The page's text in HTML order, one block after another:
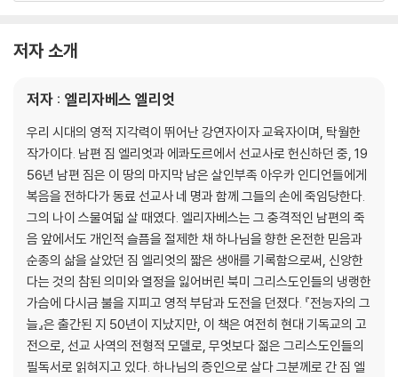
어두움뿐이요
양의 갈 곳은 제단
자극하시는 하나님
르네상스
3부 포틀랜드, 오클라호마, 인디애나
일리노이, 포틀랜드(1949-1952년)
자유시간의 시험
사역의 시험
이 목소리들에 떠밀려
신약성경 교회상을 실험하다
모든 길을 막으심
선을 이루는 정확한 타이밍
손에 쟁기를 잡고
저자 소개
저자 : 엘리자베스 엘리엇
우리 시대의 영적 지각력이 뛰어난 강연자이자 교육자이며, 탁월한
작가이다. 남편 짐 엘리엇과 에콰도르에서 선교사로 헌신하던 중, 19
56년 남편 짐은 이 땅의 마지막 남은 살인부족 아우카 인디언들에게
복음을 전하다가 동료 선교사 네 명과 함께 그들의 손에 죽임당한다.
그의 나이 스물여덟 살 때였다. 엘리자베스는 그 충격적인 남편의 죽
음 앞에서도 개인적 슬픔을 절제한 채 하나님을 향한 온전한 믿음과
순종의 삶을 살았던 짐 엘리엇의 짧은 생애를 기록함으로써, 신앙한
다는 것의 참된 의미와 열정을 잃어버린 북미 그리스도인들의 냉랭한
가슴에 다시금 불을 지피고 영적 부담과 도전을 던졌다. 『전능자의 그
늘』은 출간된 지 50년이 지났지만, 이 책은 여전히 현대 기독교의 고
전으로, 선교 사역의 전형적 모델로, 무엇보다 젊은 그리스도인들의
필독서로 읽혀지고 있다. 하나님의 증인으로 살다 그분께로 간 짐 엘